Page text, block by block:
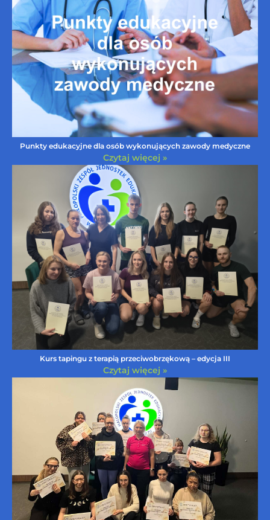
Punkty edukacyjne dla osób wykonujących zawody medyczne
Czytaj więcej »
Kurs tapingu z terapią przeciwobrzękową – edycja III
Czytaj więcej »